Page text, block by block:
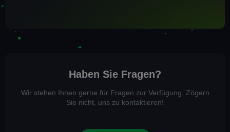
Haben Sie Fragen?
Wir stehen Ihnen gerne für Fragen zur Verfügung. Zögern
Sie nicht, uns zu kontaktieren!